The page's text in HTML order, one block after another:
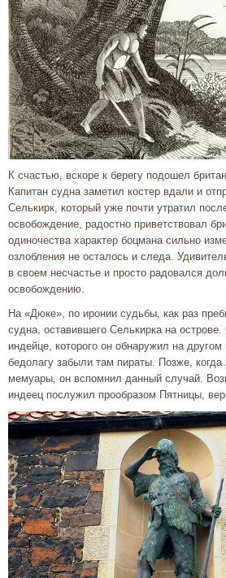
К счастью, вскоре к берегу подошел
Капитан судна заметил костер вдали и
Селькирк, который уже почти утратил
освобождение, радостно приветствовал
одиночества характер боцмана сильно
озлобления не осталось и следа.
в своем несчастье и просто радовался
освобождению.
На «Дюке», по иронии судьбы, как раз
судна, оставившего Селькирка на
индейце, которого он обнаружил на
бедолагу забыли там пираты. Позже,
мемуары, он вспомнил данный случай.
индеец послужил прообразом Пятницы,